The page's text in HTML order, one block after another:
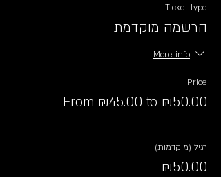
Ticket type
הרשמה מוקדמת
More info
Price
From ₪45.00 to ₪50.00
רגיל (מוקדמות)
₪50.00